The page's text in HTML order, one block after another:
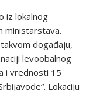
iz lokalnog
ministarstava.
događaju,
levoobalnog
i vrednosti 15
Lokaciju